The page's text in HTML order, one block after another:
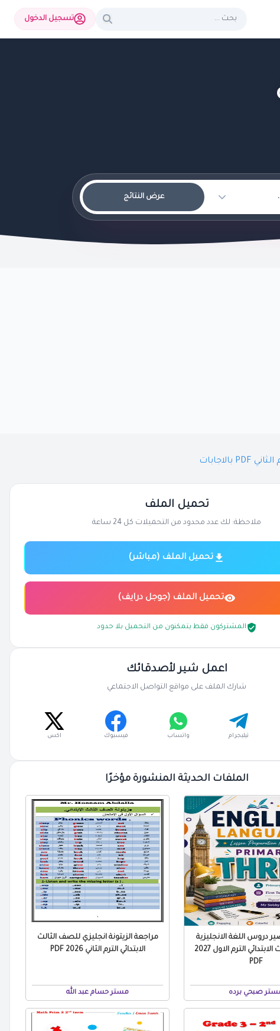
تسجيل الدخول
عرض النتائج
تحميل الملف
ملاحظة: لك عدد محدود من التحميلات كل 24 ساعة
تحميل الملف (مباشر)
تحميل الملف (جوجل درايف)
المشتركون فقط يتمكنون من التحميل بلا حدود
اعمل شير لأصدقائك
شارك الملف على مواقع التواصل الاجتماعي
تيليجرام واتساب فيسبوك اكس
الملفات الحديثة المنشورة مؤخرًا
دروس اللغة الانجليزية
للصف الثالث الابتدائي الترم الاول 2027
PDF
صبحي برده
مراجعة الزيتونة انجليزي للصف الثالث
الابتدائي الترم الثاني 2026 PDF
مستر حسام عبد الله